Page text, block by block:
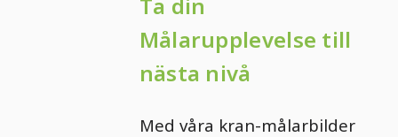
Målarupplevelse till
nästa nivå
Med våra kran-målarbilder